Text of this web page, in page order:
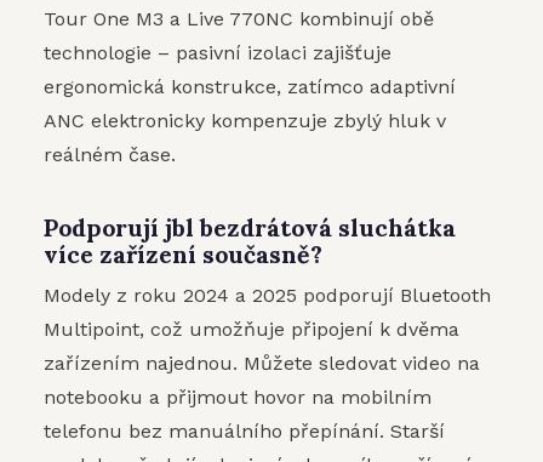
Tour One M3 a Live 770NC kombinují obě
technologie – pasivní izolaci zajišťuje
ergonomická konstrukce, zatímco adaptivní
ANC elektronicky kompenzuje zbylý hluk v
reálném čase.
Podporují jbl bezdrátová sluchátka
více zařízení současně?
Modely z roku 2024 a 2025 podporují Bluetooth
Multipoint, což umožňuje připojení k dvěma
zařízením najednou. Můžete sledovat video na
notebooku a přijmout hovor na mobilním
telefonu bez manuálního přepínání. Starší